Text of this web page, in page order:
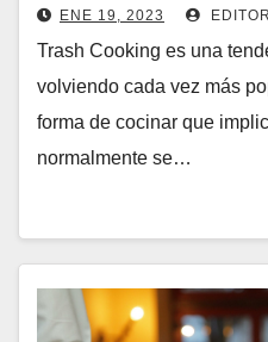
ENE 19, 2023 EDITOR
Trash Cooking es una
volviendo cada vez más
forma de cocinar que
normalmente se…